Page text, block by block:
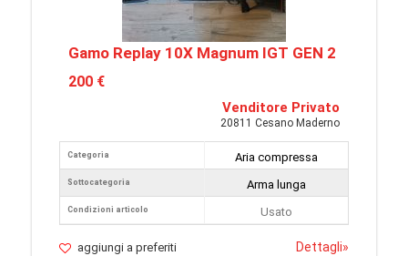
Gamo Replay 10X Magnum IGT GEN 2
200 €
Venditore Privato
20811 Cesano Maderno
Categoria
Sottocategoria
Condizioni articolo
Aria compressa
Arma lunga
Usato
aggiungi a preferiti Dettagli»